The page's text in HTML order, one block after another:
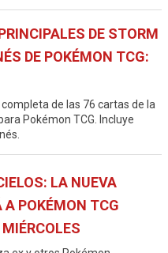
DE STORM
DE POKÉMON TCG:
completa de las 76 cartas de la
Pokémon TCG. Incluye
LA NUEVA
A POKÉMON TCG